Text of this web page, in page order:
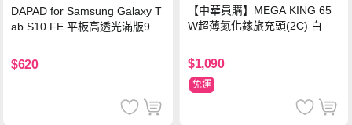
DAPAD for Samsung Galaxy T
ab S10 FE 平板高透光滿版9H
$620
【中華員購】MEGA KING 65
W超薄氮化鎵旅充頭(2C) 白
$1,090
免運